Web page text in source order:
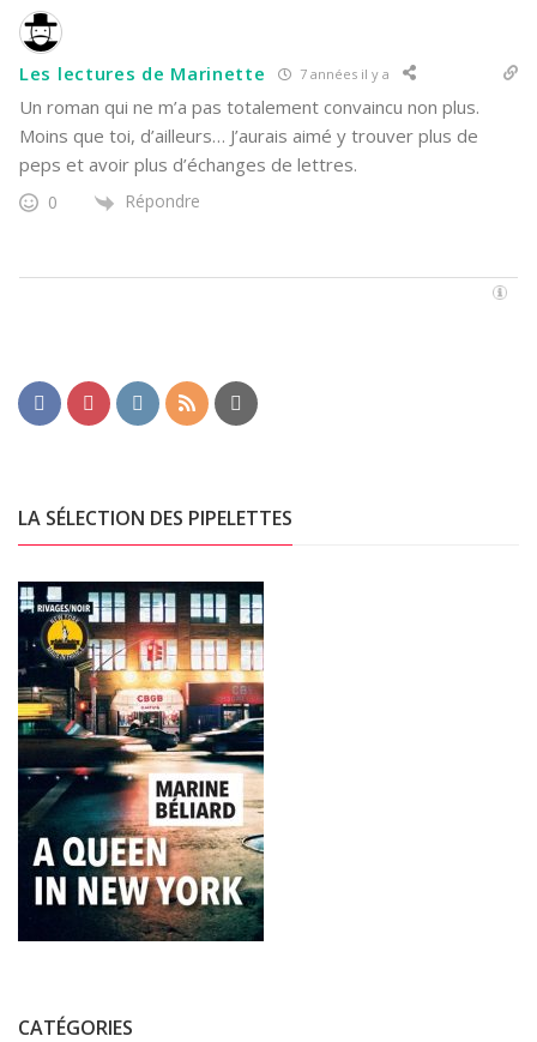
Les lectures de Marinette 7 années il y a
Un roman qui ne m’a pas totalement convaincu non plus.
Moins que toi, d’ailleurs… J’aurais aimé y trouver plus de
peps et avoir plus d’échanges de lettres.
0 Répondre
LA SÉLECTION DES PIPELETTES
CATÉGORIES